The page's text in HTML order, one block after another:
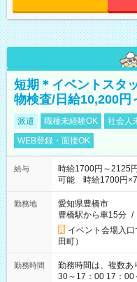
短期＊イベントスタ
物検査/日給10,200円
派遣 職種未経験OK 社会人
WEB登録・面接OK
給与
時給1700円～2125
可能 時給1700円
勤務地
愛知県豊橋市
豊橋駅から車15分 /
イベント会場入
田町）
勤務時間
勤務時間は、複数あ
30～17：00 17：